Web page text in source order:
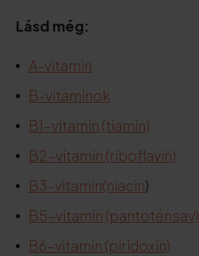
Lásd még:
A-vitamin
B-vitaminok
B1-vitamin (tiamin)
B2-vitamin (riboflavin)
B3-vitamin(niacin)
B5-vitamin (pantoténsav)
B6-vitamin (piridoxin)